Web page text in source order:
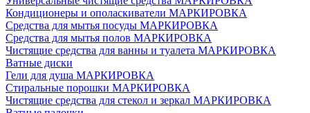
Кондиционеры и ополаскиватели МАРКИРОВКА
Средства для мытья посуды МАРКИРОВКА
Средства для мытья полов МАРКИРОВКА
Чистящие средства для ванны и туалета МАРКИРОВКА
Ватные диски
Гели для душа МАРКИРОВКА
Стиральные порошки МАРКИРОВКА
Чистящие средства для стекол и зеркал МАРКИРОВКА